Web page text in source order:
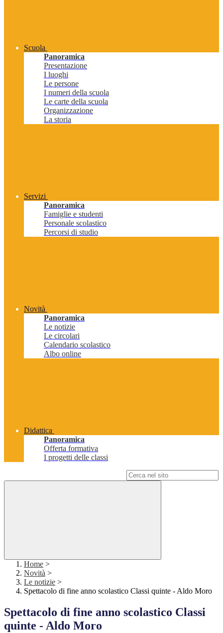
Scuola
Panoramica
Presentazione
I luoghi
Le persone
I numeri della scuola
Le carte della scuola
Organizzazione
La storia
Servizi
Panoramica
Famiglie e studenti
Personale scolastico
Percorsi di studio
Novità
Panoramica
Le notizie
Le circolari
Calendario scolastico
Albo online
Didattica
Panoramica
Offerta formativa
I progetti delle classi
Home >
Novità >
Le notizie >
Spettacolo di fine anno scolastico Classi quinte - Aldo Moro
Spettacolo di fine anno scolastico Classi
quinte - Aldo Moro